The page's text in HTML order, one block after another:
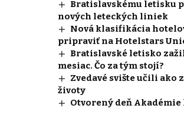
Bratislavskému letisku
nových leteckých liniek
Nová klasifikácia
pripraviť na Hotelstars
Bratislavské letisko
mesiac. Čo za tým stojí?
Zvedavé svište učili ako
životy
Otvorený deň